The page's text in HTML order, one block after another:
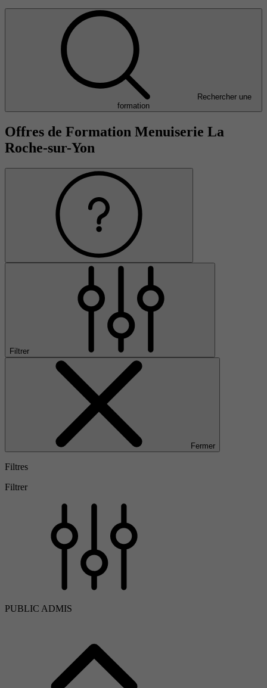
Rechercher une
formation
Offres de Formation Menuiserie La
Roche-sur-Yon
Filtrer
Fermer
Filtres
Filtrer
PUBLIC ADMIS